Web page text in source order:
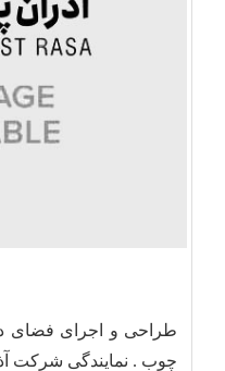
طراحی و اجرای فضای
چوب . نمایندگی شرکت